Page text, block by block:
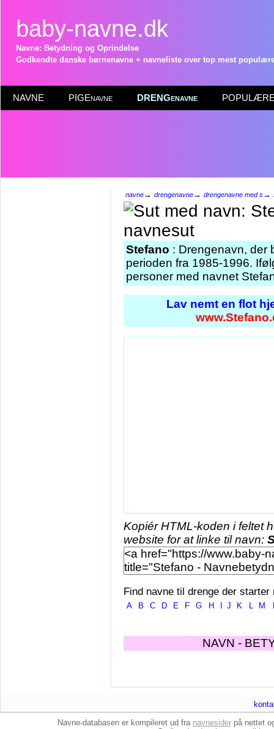
baby-navne.dk
Navne: Betydning og Oprindelse
Godkendte danske børnenavne + navneliste over top mest
NAVNE PIGEnavne DRENGenavne POPULÆRE
navne→ drengenavne→ drengenavne med s→
Stefano : Drengenavn, der
perioden fra 1985-1996.
personer med navnet
Lav nemt en flot
Kopiér HTML-koden i feltet
website for at linke til navn:
Find navne til drenge der starter
A B C D E F G H J K L M
NAVN -
Navne-databasen er kompileret ud fra navnesider på nettet